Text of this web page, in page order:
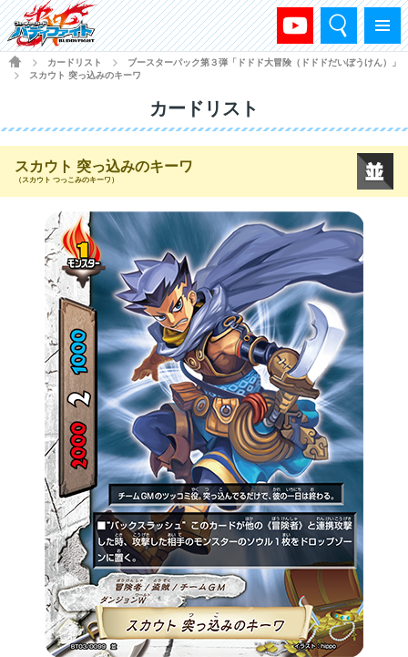
メニュー
検索
HOME
カードリスト
ブースターパック第３弾「ドドド大冒険（ドドドだいぼうけん）」
スカウト 突っ込みのキーワ
カードリスト
スカウト 突っ込みのキーワ
（スカウト つっこみのキーワ）